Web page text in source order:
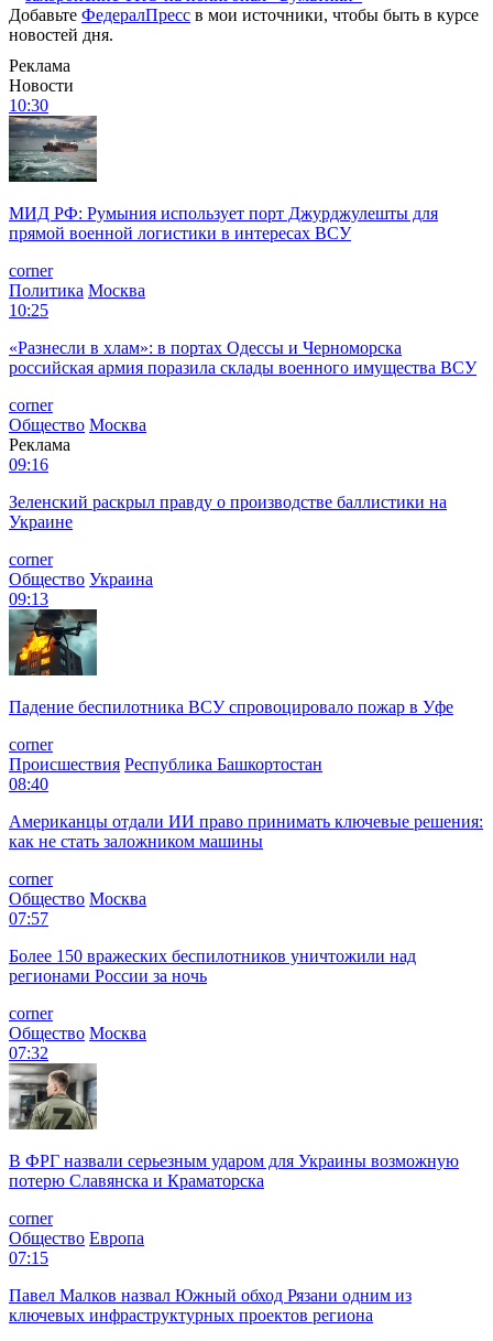
Добавьте ФедералПресс в мои источники, чтобы быть в курсе
новостей дня.
Реклама
Новости
10:30
МИД РФ: Румыния использует порт Джурджулешты для
прямой военной логистики в интересах ВСУ
corner
Политика Москва
10:25
«Разнесли в хлам»: в портах Одессы и Черноморска
российская армия поразила склады военного имущества ВСУ
corner
Общество Москва
Реклама
09:16
Зеленский раскрыл правду о производстве баллистики на
Украине
corner
Общество Украина
09:13
Падение беспилотника ВСУ спровоцировало пожар в Уфе
corner
Происшествия Республика Башкортостан
08:40
Американцы отдали ИИ право принимать ключевые решения:
как не стать заложником машины
corner
Общество Москва
07:57
Более 150 вражеских беспилотников уничтожили над
регионами России за ночь
corner
Общество Москва
07:32
В ФРГ назвали серьезным ударом для Украины возможную
потерю Славянска и Краматорска
corner
Общество Европа
07:15
Павел Малков назвал Южный обход Рязани одним из
ключевых инфраструктурных проектов региона